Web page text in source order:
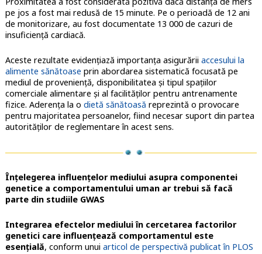
pe jos a fost mai redusă de 15 minute. Pe o perioadă de 12 ani
de monitorizare, au fost documentate 13 000 de cazuri de
insuficienţă cardiacă.
Aceste rezultate evidenţiază importanţa asigurării accesului la
alimente sănătoase prin abordarea sistematică focusată pe
mediul de provenienţă, disponibilitatea şi tipul spaţiilor
comerciale alimentare şi al facilităţilor pentru antrenamente
fizice. Aderenţa la o dietă sănătoasă reprezintă o provocare
pentru majoritatea persoanelor, fiind necesar suport din partea
autorităţilor de reglementare în acest sens.
Înţelegerea influenţelor mediului asupra componentei
genetice a comportamentului uman ar trebui să facă
parte din studiile GWAS
Integrarea efectelor mediului în cercetarea factorilor
genetici care influenţează comportamentul este
esenţială, conform unui articol de perspectivă publicat în PLOS